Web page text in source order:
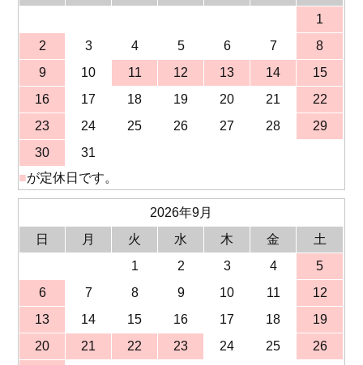
1
2
3 4 5 6 7
8
9
10 11 12 13 14
15
16
17 18 19 20 21
22
23
24 25 26 27 28
29
30
31
■が定休日です。
2026年9月
日
月 火 水 木 金
土
1
2 3 4
5
6
7 8 9 10 11
12
13
14 15 16 17 18
19
20
21 22 23 24 25
26